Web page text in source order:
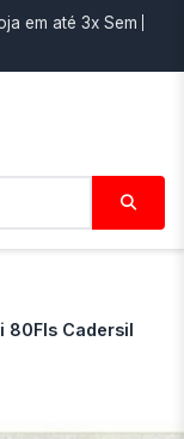
em até 3x Sem
80Fls Cadersil